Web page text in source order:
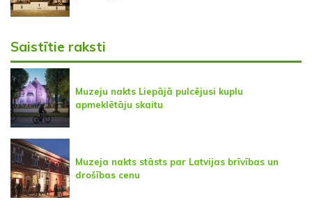
Saistītie raksti
Muzeju nakts Liepājā pulcējusi kuplu
apmeklētāju skaitu
Muzeja nakts stāsts par Latvijas brīvības un
drošības cenu